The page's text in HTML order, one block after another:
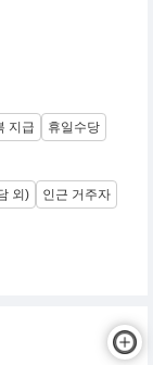
지급
휴일수당
외)
인근 거주자